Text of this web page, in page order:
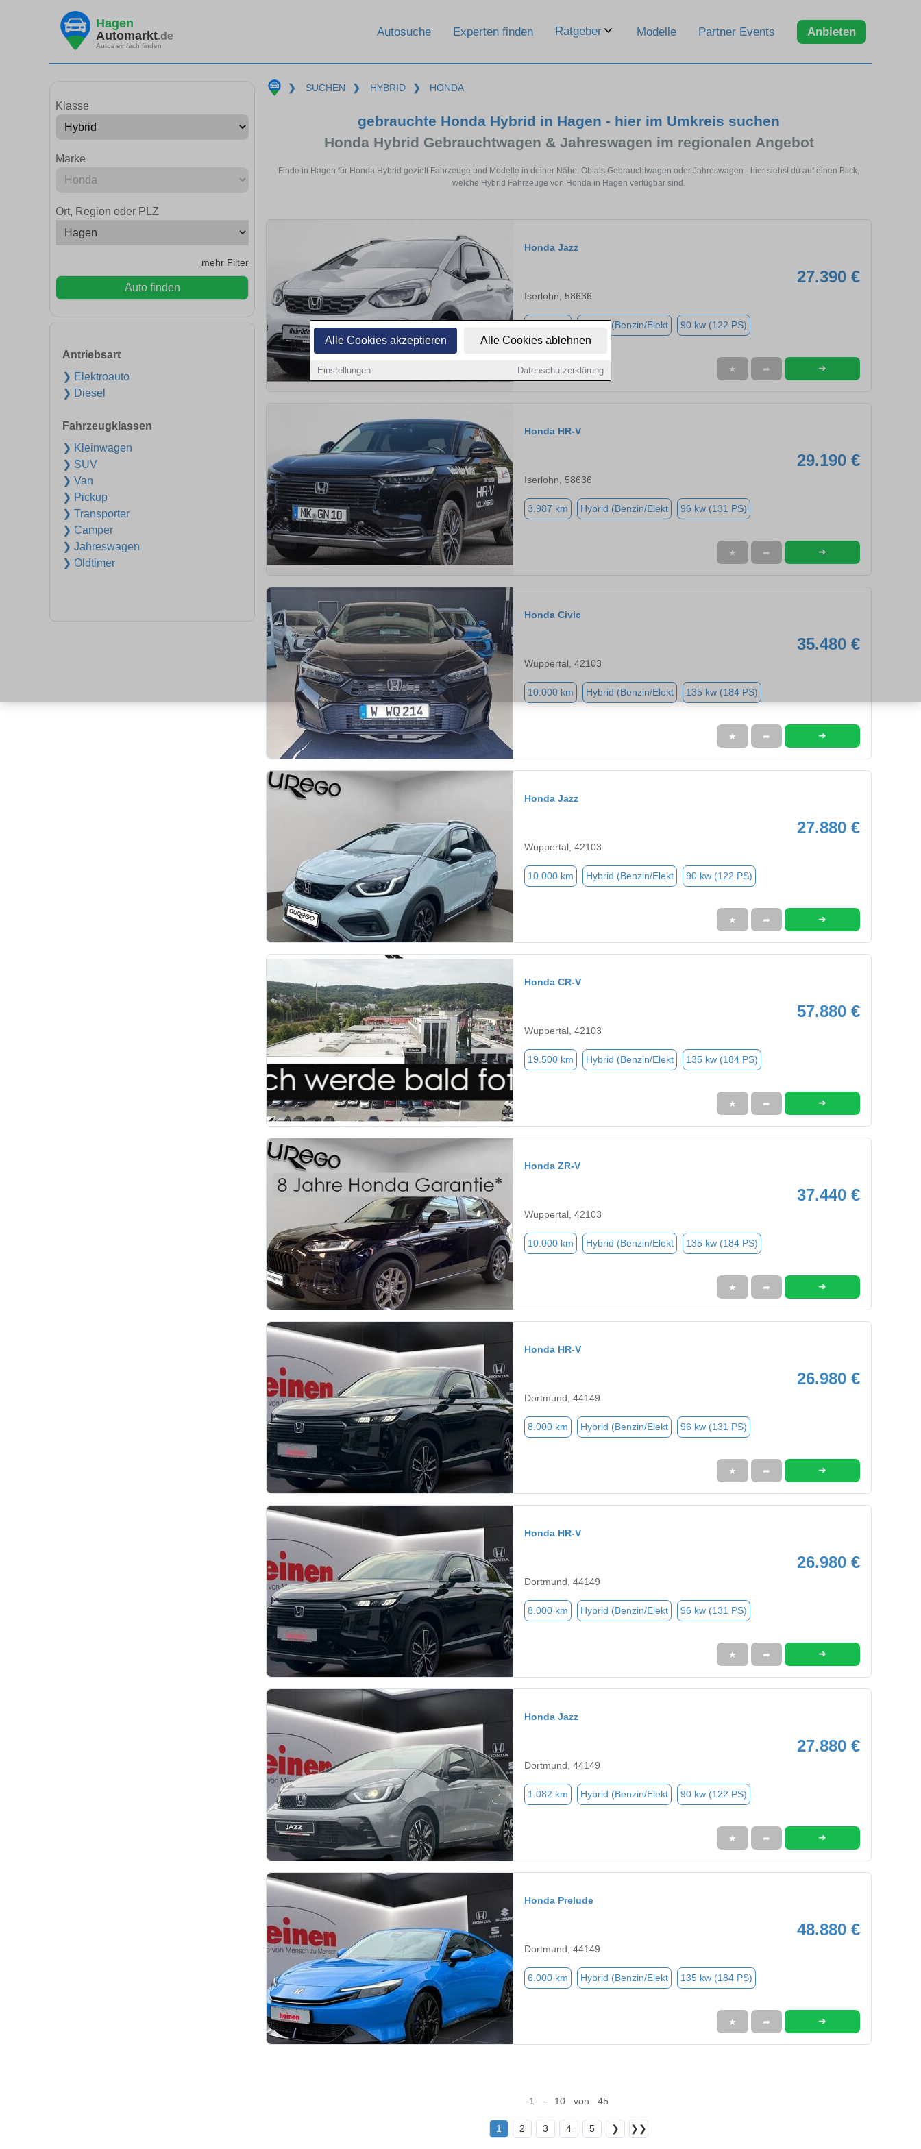
Alle Cookies akzeptieren Alle Cookies ablehnen
Einstellungen Datenschutzerklärung
Hagen
Automarkt.de
Autos einfach finden
Autosuche Experten finden Ratgeber Modelle Partner Events Anbieten
Klasse
Marke
Ort, Region oder PLZ
mehr Filter
Auto finden
Antriebsart
❯ Elektroauto
❯ Diesel
Fahrzeugklassen
❯ Kleinwagen
❯ SUV
❯ Van
❯ Pickup
❯ Transporter
❯ Camper
❯ Jahreswagen
❯ Oldtimer
❯ SUCHEN ❯ HYBRID ❯ HONDA
gebrauchte Honda Hybrid in Hagen - hier im Umkreis suchen
Honda Hybrid Gebrauchtwagen & Jahreswagen im regionalen Angebot
Finde in Hagen für Honda Hybrid gezielt Fahrzeuge und Modelle in deiner Nähe. Ob als Gebrauchtwagen oder Jahreswagen - hier siehst du auf einen Blick,
welche Hybrid Fahrzeuge von Honda in Hagen verfügbar sind.
Honda Jazz
27.390 €
Iserlohn, 58636
Hybrid (Benzin/Elekt 90 kw (122 PS)
★ ➦ ➜
Honda HR-V
29.190 €
Iserlohn, 58636
3.987 km Hybrid (Benzin/Elekt 96 kw (131 PS)
★ ➦ ➜
Honda Civic
35.480 €
Wuppertal, 42103
10.000 km Hybrid (Benzin/Elekt 135 kw (184 PS)
★ ➦ ➜
Honda Jazz
27.880 €
Wuppertal, 42103
10.000 km Hybrid (Benzin/Elekt 90 kw (122 PS)
★ ➦ ➜
Honda CR-V
57.880 €
Wuppertal, 42103
19.500 km Hybrid (Benzin/Elekt 135 kw (184 PS)
★ ➦ ➜
Honda ZR-V
37.440 €
Wuppertal, 42103
10.000 km Hybrid (Benzin/Elekt 135 kw (184 PS)
★ ➦ ➜
Honda HR-V
26.980 €
Dortmund, 44149
8.000 km Hybrid (Benzin/Elekt 96 kw (131 PS)
★ ➦ ➜
Honda HR-V
26.980 €
Dortmund, 44149
8.000 km Hybrid (Benzin/Elekt 96 kw (131 PS)
★ ➦ ➜
Honda Jazz
27.880 €
Dortmund, 44149
1.082 km Hybrid (Benzin/Elekt 90 kw (122 PS)
★ ➦ ➜
Honda Prelude
48.880 €
Dortmund, 44149
6.000 km Hybrid (Benzin/Elekt 135 kw (184 PS)
★ ➦ ➜
1 - 10 von 45
1 2 3 4 5 ❯ ❯❯